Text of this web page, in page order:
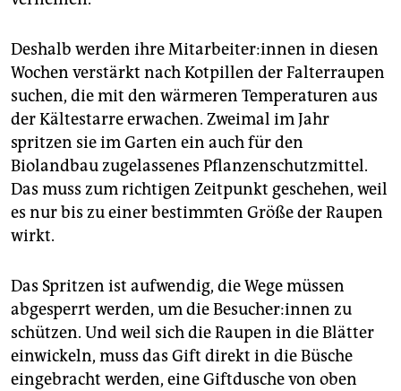
Deshalb werden ihre Mit­ar­bei­te­r:in­nen in diesen
Wochen verstärkt nach Kotpillen der Falterraupen
suchen, die mit den wärmeren Temperaturen aus
der Kältestarre erwachen. Zweimal im Jahr
spritzen sie im Garten ein auch für den
Biolandbau zugelassenes Pflanzenschutzmittel.
Das muss zum richtigen Zeitpunkt geschehen, weil
es nur bis zu einer bestimmten Größe der Raupen
wirkt.
Das Spritzen ist aufwendig, die Wege müssen
abgesperrt werden, um die Be­su­che­r:in­nen zu
schützen. Und weil sich die Raupen in die Blätter
einwickeln, muss das Gift direkt in die Büsche
eingebracht werden, eine Giftdusche von oben